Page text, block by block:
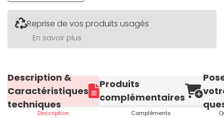
Reprise de vos produits usagés
En savoir plus
Description &
Caractéristiques
techniques
Description
Produits
complémentaires
Compléments